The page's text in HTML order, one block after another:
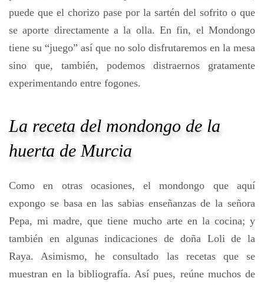
puede que el chorizo pase por la sartén del sofrito o que
se aporte directamente a la olla. En fin, el Mondongo
tiene su “juego” así que no solo disfrutaremos en la mesa
sino que, también, podemos distraernos gratamente
experimentando entre fogones.
La receta del mondongo de la
huerta de Murcia
Como en otras ocasiones, el mondongo que aquí
expongo se basa en las sabias enseñanzas de la señora
Pepa, mi madre, que tiene mucho arte en la cocina; y
también en algunas indicaciones de doña Loli de la
Raya. Asimismo, he consultado las recetas que se
muestran en la bibliografía. Así pues, reúne muchos de